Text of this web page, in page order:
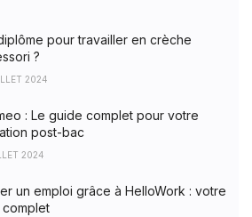
pour travailler en crèche
?
2024
: Le guide complet pour votre
post-bac
2024
un emploi grâce à HelloWork : votre